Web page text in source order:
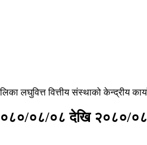
लघुवित्त वित्तीय संस्थाको केन्द्रीय
२०८०/०८/०८ देखि २०८०/